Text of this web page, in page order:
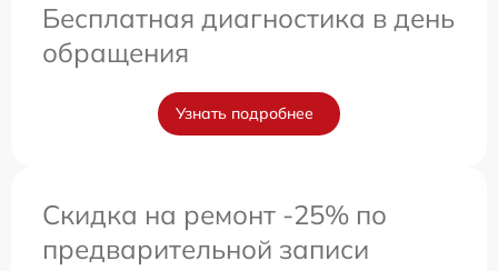
Бесплатная диагностика в день
обращения
Узнать подробнее
Скидка на ремонт -25% по
предварительной записи